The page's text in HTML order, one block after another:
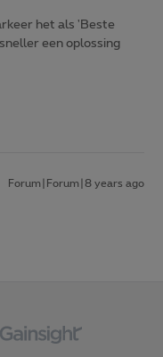
het als 'Beste
een oplossing
Forum|Forum|8 years ago